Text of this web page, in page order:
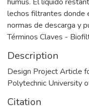
lechos filtrantes donde
normas de descarga y
Términos Claves -
Description
Design Project Article
Polytechnic University
Citation